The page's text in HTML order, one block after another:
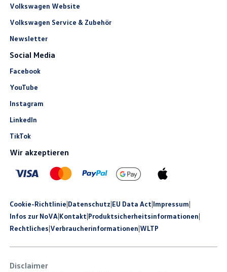
Volkswagen Website
Volkswagen Service & Zubehör
Newsletter
Social Media
Facebook
YouTube
Instagram
LinkedIn
TikTok
Wir akzeptieren
Cookie-Richtlinie|Datenschutz|EU Data Act|Impressum|
Infos zur NoVA|Kontakt|Produkt­sicherheits­informationen|
Rechtliches|Verbraucherinformationen|WLTP
Disclaimer